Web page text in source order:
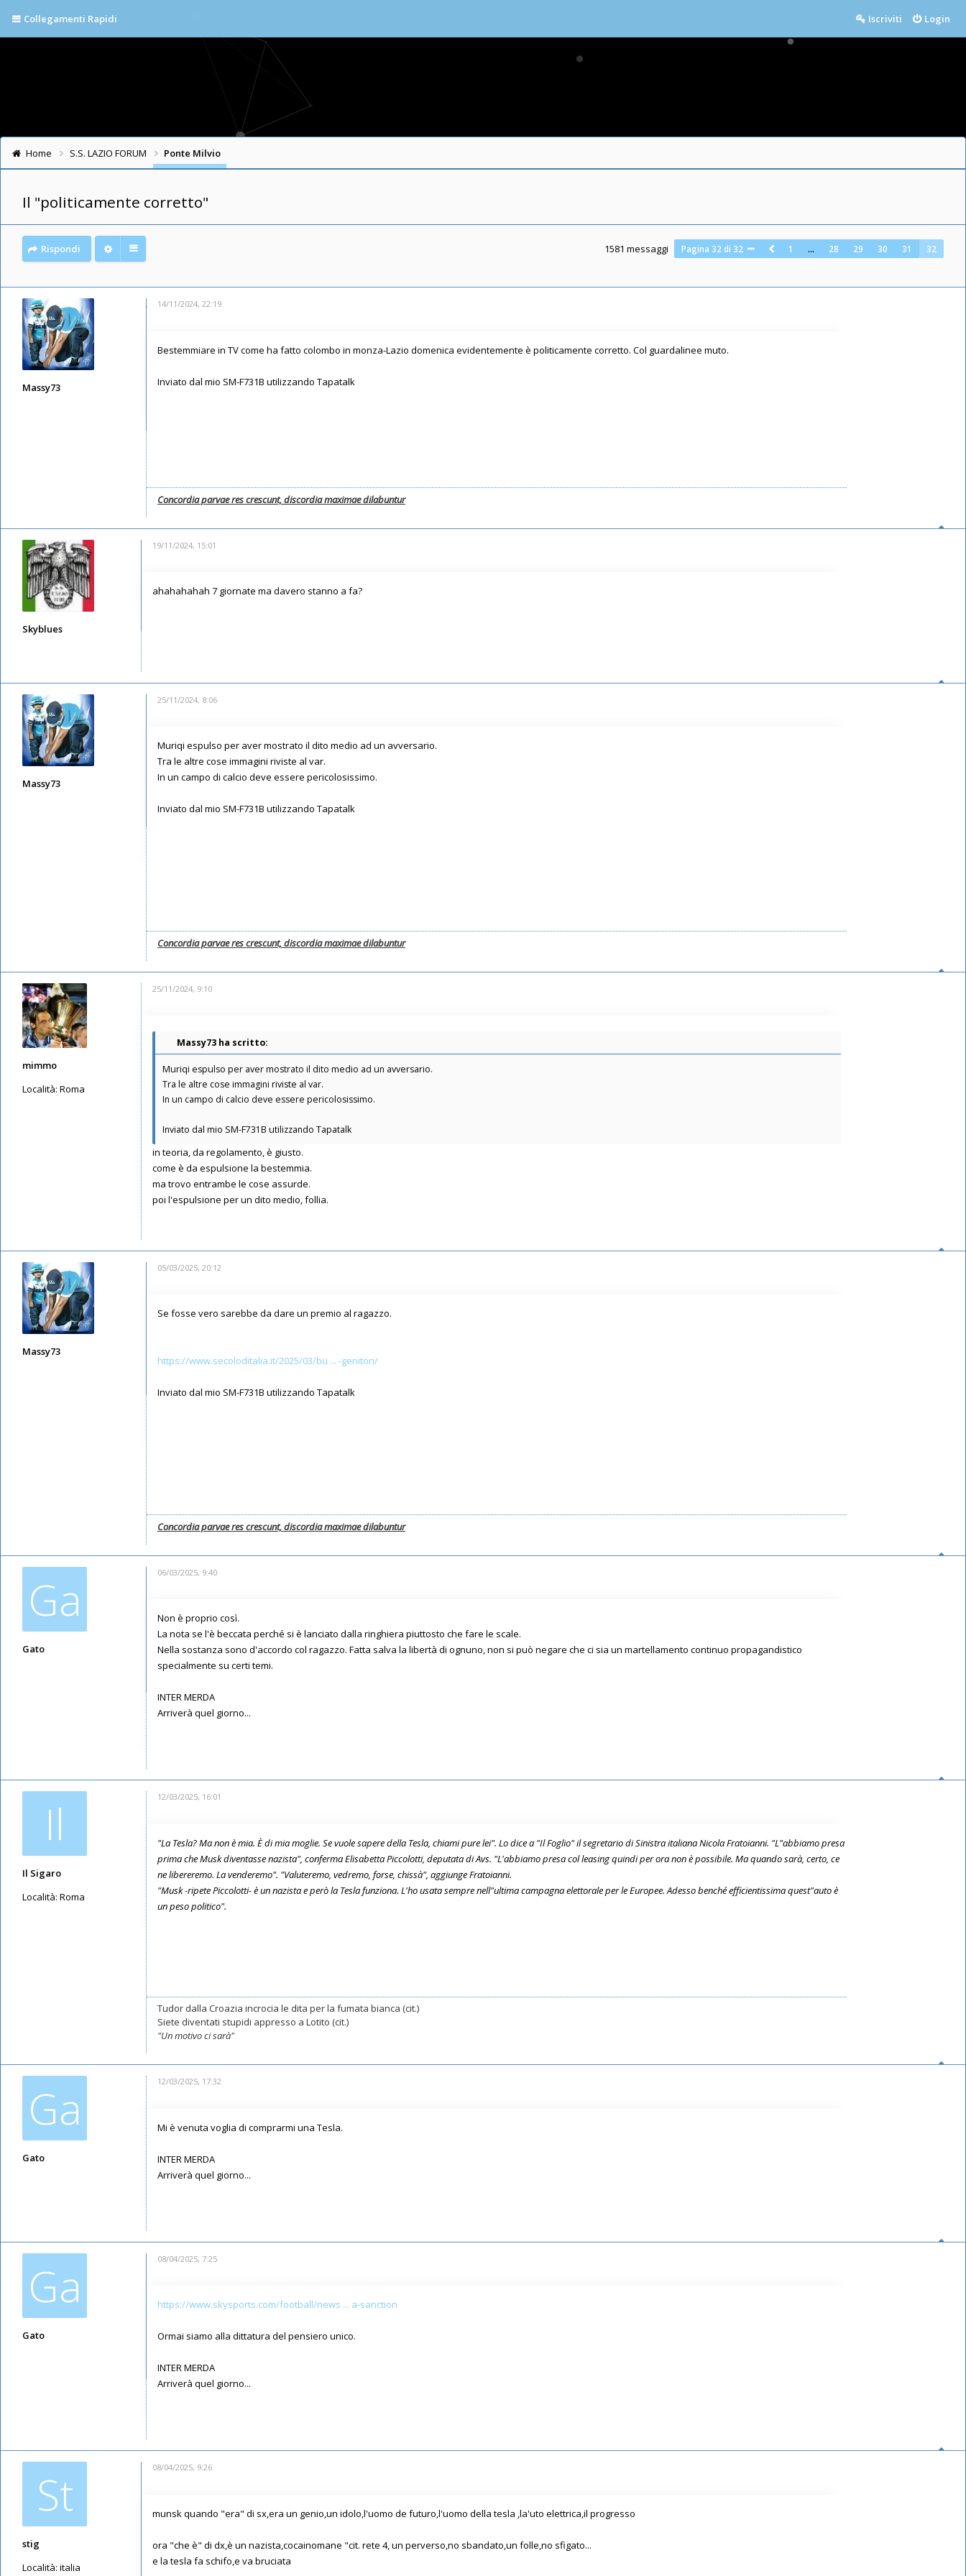
Collegamenti Rapidi Login
Iscriviti
Home S.S. LAZIO FORUM Ponte Milvio
Il "politicamente corretto"
Rispondi 1581 messaggi Pagina 32 di 32 1 … 28 29 30 31 32
Massy73
14/11/2024, 22:19
Bestemmiare in TV come ha fatto colombo in monza-Lazio domenica evidentemente è politicamente corretto. Col guardalinee muto.
Inviato dal mio SM-F731B utilizzando Tapatalk
Concordia parvae res crescunt, discordia maximae dilabuntur
Skyblues
19/11/2024, 15:01
ahahahahah 7 giornate ma davero stanno a fa?
Massy73
25/11/2024, 8:06
Muriqi espulso per aver mostrato il dito medio ad un avversario.
Tra le altre cose immagini riviste al var.
In un campo di calcio deve essere pericolosissimo.
Inviato dal mio SM-F731B utilizzando Tapatalk
Concordia parvae res crescunt, discordia maximae dilabuntur
mimmo
Località: Roma
25/11/2024, 9:10
Massy73 ha scritto:
Muriqi espulso per aver mostrato il dito medio ad un avversario.
Tra le altre cose immagini riviste al var.
In un campo di calcio deve essere pericolosissimo.
Inviato dal mio SM-F731B utilizzando Tapatalk
in teoria, da regolamento, è giusto.
come è da espulsione la bestemmia.
ma trovo entrambe le cose assurde.
poi l'espulsione per un dito medio, follia.
Massy73
05/03/2025, 20:12
Se fosse vero sarebbe da dare un premio al ragazzo.
https://www.secoloditalia.it/2025/03/bu ... -genitori/
Inviato dal mio SM-F731B utilizzando Tapatalk
Concordia parvae res crescunt, discordia maximae dilabuntur
Ga
Gato
06/03/2025, 9:40
Non è proprio così.
La nota se l'è beccata perché si è lanciato dalla ringhiera piuttosto che fare le scale.
Nella sostanza sono d'accordo col ragazzo. Fatta salva la libertà di ognuno, non si può negare che ci sia un martellamento continuo propagandistico
specialmente su certi temi.
INTER MERDA
Arriverà quel giorno...
Il
Il Sigaro
Località: Roma
12/03/2025, 16:01
"La Tesla? Ma non è mia. È di mia moglie. Se vuole sapere della Tesla, chiami pure lei". Lo dice a "Il Foglio" il segretario di Sinistra italiana Nicola Fratoianni. "L"abbiamo presa
prima che Musk diventasse nazista", conferma Elisabetta Piccolotti, deputata di Avs. "L'abbiamo presa col leasing quindi per ora non è possibile. Ma quando sarà, certo, ce
ne libereremo. La venderemo". "Valuteremo, vedremo, forse, chissà", aggiunge Fratoianni.
"Musk -ripete Piccolotti- è un nazista e però la Tesla funziona. L'ho usata sempre nell"ultima campagna elettorale per le Europee. Adesso benché efficientissima quest"auto è
un peso politico".
Tudor dalla Croazia incrocia le dita per la fumata bianca (cit.)
Siete diventati stupidi appresso a Lotito (cit.)
"Un motivo ci sarà"
Ga
Gato
12/03/2025, 17:32
Mi è venuta voglia di comprarmi una Tesla.
INTER MERDA
Arriverà quel giorno...
Ga
Gato
08/04/2025, 7:25
https://www.skysports.com/football/news ... a-sanction
Ormai siamo alla dittatura del pensiero unico.
INTER MERDA
Arriverà quel giorno...
St
stig
Località: italia
08/04/2025, 9:26
munsk quando "era" di sx,era un genio,un idolo,l'uomo de futuro,l'uomo della tesla ,la'uto elettrica,il progresso
ora "che è" di dx,è un nazista,cocainomane "cit. rete 4, un perverso,no sbandato,un folle,no sfigato...
e la tesla fa schifo,e va bruciata